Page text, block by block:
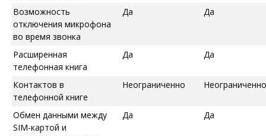
Возможность
отключения микрофона
во время звонка
Да Да
Расширенная
телефонная книга
Да Да
Контактов в
телефонной книге
Неограниченно Неограниченно
Обмен данными между
SIM-картой и
Да Да